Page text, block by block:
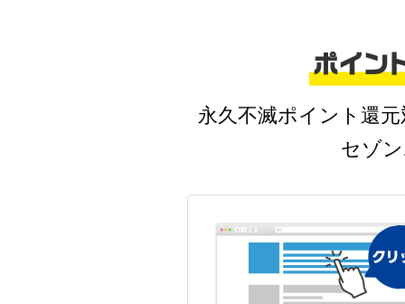
永久不滅ポイント還
セゾ